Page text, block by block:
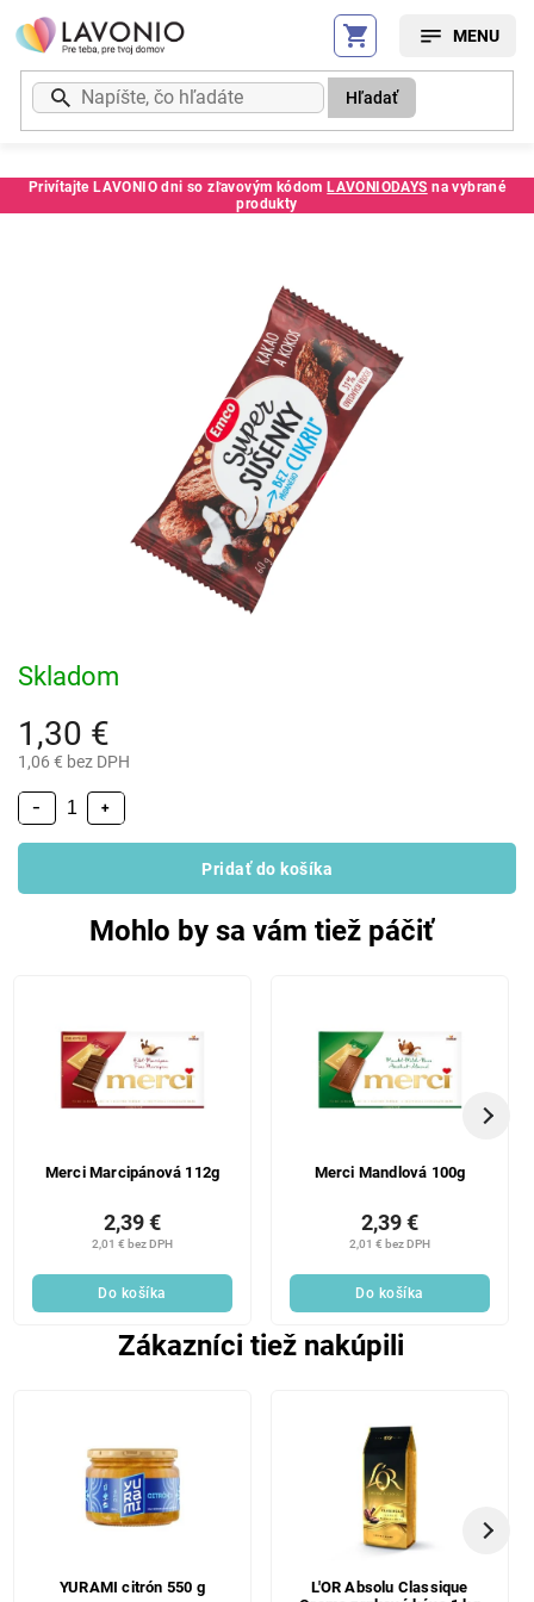
Prejsť
na
obsah
Privítajte LAVONIO dni so zľavovým kódom LAVONIODAYS na vybrané
produkty
Hľadať
Kód: 266310SC
1,30 €
1,06 € bez DPH
Skladom
+
−
Pridať do košíka
Mohlo by sa vám tiež páčiť
Merci Marcipánová 112g
2,01 € bez DPH
2,39 €
Do košíka
Merci Mandlová 100g
2,01 € bez DPH
2,39 €
Do košíka
Zákazníci tiež nakúpili
YURAMI citrón 550 g
L'OR Absolu Classique